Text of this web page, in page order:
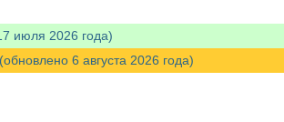
июля 2026 года)
6 августа 2026 года)